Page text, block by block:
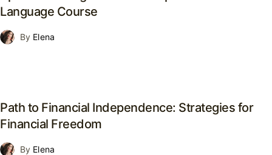
Language Course
By Elena
Path to Financial Independence: Strategies for
Financial Freedom
By Elena